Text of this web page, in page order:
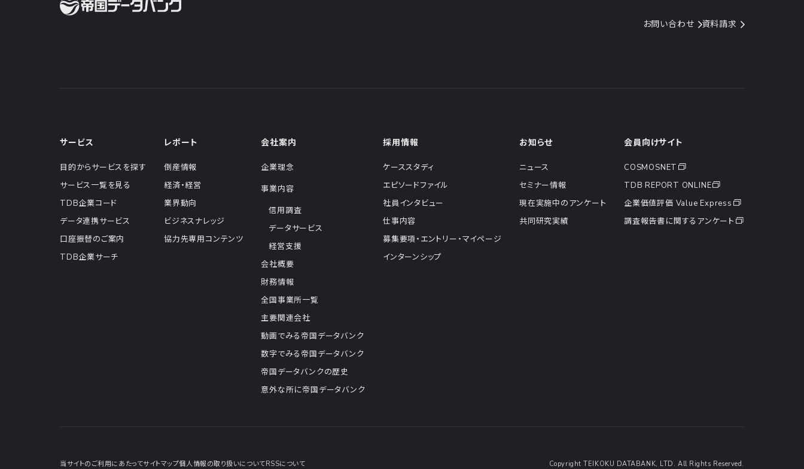
お問い合わせ 資料請求
サービス
目的からサービスを探す
サービス一覧を見る
TDB企業コード
データ連携サービス
口座振替のご案内
TDB企業サーチ
レポート
倒産情報
経済・経営
業界動向
ビジネスナレッジ
協力先専用コンテンツ
会社案内
企業理念
事業内容
信用調査
データサービス
経営支援
会社概要
財務情報
全国事業所一覧
主要関連会社
動画でみる帝国データバンク
数字でみる帝国データバンク
帝国データバンクの歴史
意外な所に帝国データバンク
採用情報
ケーススタディ
エピソードファイル
社員インタビュー
仕事内容
募集要項・エントリー・マイページ
インターンシップ
お知らせ
ニュース
セミナー情報
現在実施中のアンケート
共同研究実績
会員向けサイト
COSMOSNET
TDB REPORT ONLINE
企業価値評価 Value Express
調査報告書に関するアンケート
当サイトのご利用にあたってサイトマップ個人情報の取り扱いについてRSSについて Copyright TEIKOKU DATABANK, LTD. All Rights Reserved.